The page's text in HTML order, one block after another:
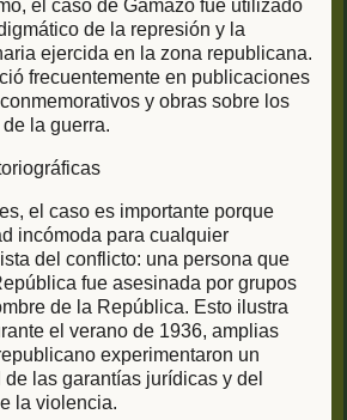
el caso de Gamazo fue utilizado
de la represión y la
ejercida en la zona republicana.
frecuentemente en publicaciones
y obras sobre los
de la guerra.
el caso es importante porque
incómoda para cualquier
del conflicto: una persona que
fue asesinada por grupos
de la República. Esto ilustra
el verano de 1936, amplias
experimentaron un
las garantías jurídicas y del
la violencia.